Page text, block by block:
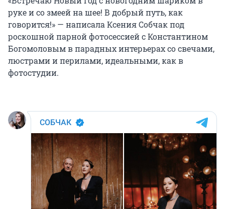
руке и со змеей на шее! В добрый путь, как
говорится!» — написала Ксения Собчак под
роскошной парной фотосессией с Константином
Богомоловым в парадных интерьерах со свечами,
люстрами и перилами, идеальными, как в
фотостудии.